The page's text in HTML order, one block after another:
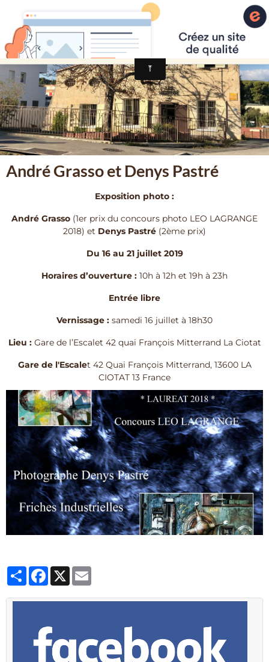
Maison Pour Tous Léo Lagrange La
André Grasso et Denys Pastré
Exposition photo :
André Grasso (1er prix du concours photo LEO LAGRANGE
2018) et Denys Pastré (2ème prix)
Du 16 au 21 juillet 2019
Horaires d’ouverture : 10h à 12h et 19h à 23h
Entrée libre
Vernissage : samedi 16 juillet à 18h30
Lieu :Gare de l’Escalet 42 quai François Mitterrand La Ciotat
Gare de l'Escalet 42 Quai François Mitterrand, 13600 LA
CIOTAT 13 France
PartagerFacebook
X